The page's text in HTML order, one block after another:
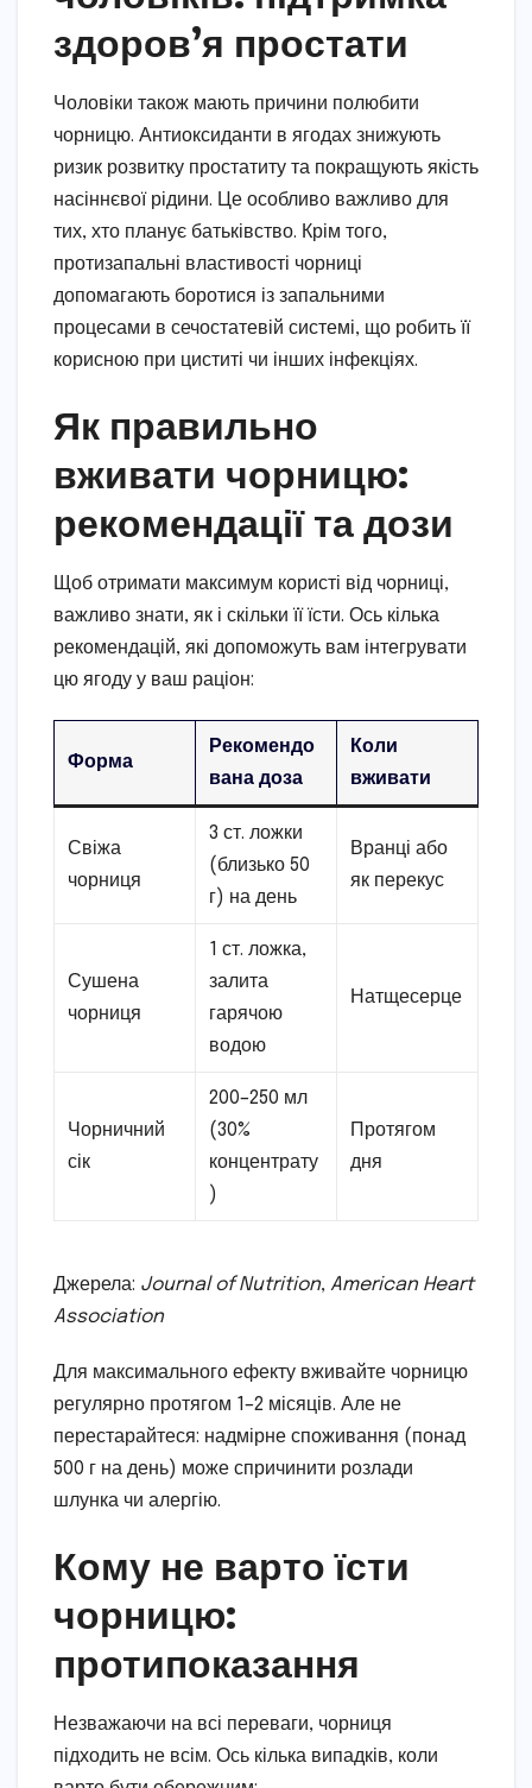
здоров’я простати
Чоловіки також мають причини полюбити
чорницю. Антиоксиданти в ягодах знижують
ризик розвитку простатиту та покращують якість
насіннєвої рідини. Це особливо важливо для
тих, хто планує батьківство. Крім того,
протизапальні властивості чорниці
допомагають боротися із запальними
процесами в сечостатевій системі, що робить її
корисною при циститі чи інших інфекціях.
Як правильно
вживати чорницю:
рекомендації та дози
Щоб отримати максимум користі від чорниці,
важливо знати, як і скільки її їсти. Ось кілька
рекомендацій, які допоможуть вам інтегрувати
цю ягоду у ваш раціон:
Форма
Рекомендо
вана доза
Коли
вживати
Свіжа
чорниця
3 ст. ложки
(близько 50
г) на день
Вранці або
як перекус
Сушена
чорниця
1 ст. ложка,
залита
гарячою
водою
Натщесерце
Чорничний
сік
200–250 мл
(30%
концентрату
)
Протягом
дня
Джерела: Journal of Nutrition, American Heart
Association
Для максимального ефекту вживайте чорницю
регулярно протягом 1–2 місяців. Але не
перестарайтеся: надмірне споживання (понад
500 г на день) може спричинити розлади
шлунка чи алергію.
Кому не варто їсти
чорницю:
протипоказання
Незважаючи на всі переваги, чорниця
підходить не всім. Ось кілька випадків, коли